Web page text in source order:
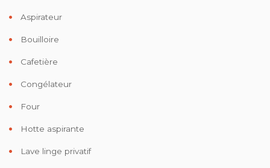
Aspirateur
Bouilloire
Cafetière
Congélateur
Four
Hotte aspirante
Lave linge privatif